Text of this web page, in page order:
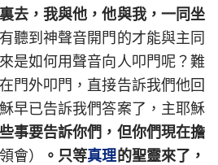
去，我與他，他與我，一同坐
聽到神聲音開門的才能與主同
是如何用聲音向人叩門呢？難
門外叩門，直接告訴我們他回
早已告訴我們答案了，主耶穌
事要告訴你們，但你們現在擔
會） 。只等真理的聖靈來了，